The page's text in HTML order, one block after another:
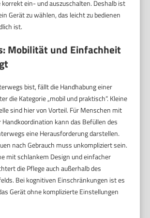
korrekt ein- und auszuschalten. Deshalb ist
Gerät zu wählen, das leicht zu bedienen
ist.
Mobilität und Einfachheit
bist, fällt die Handhabung einer
die Kategorie „mobil und praktisch“. Kleine
sind hier von Vorteil. Für Menschen mit
kann das Befüllen des
eine Herausforderung darstellen.
nach Gebrauch muss unkompliziert sein.
mit schlankem Design und einfacher
die Pflege auch außerhalb des
Bei kognitiven Einschränkungen ist es
Gerät ohne komplizierte Einstellungen